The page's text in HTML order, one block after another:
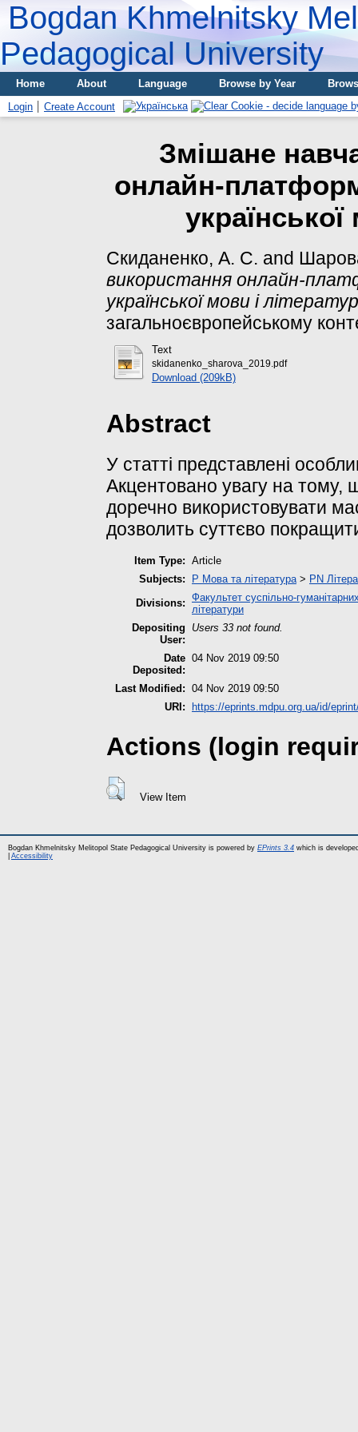
Bogdan Khmelnitsky
Pedagogical University
Home About Language Browse by Year
Login
Create Account
Змішане
онлайн-
Скиданенко, А. С. and
використання онлайн-
української мови і
загальноєвропейському
Text
skidanenko_sharova_2019.pdf
Download (209kB)
Abstract
У статті представлені
Акцентовано увагу на тому,
доречно використовувати
дозволить суттєво
Item Type: Article
Subjects:
P Мова та література> PN
Divisions: Факультет суспільно-
літератури
Depositing
User:
Users 33 not found.
Date
Deposited:
04 Nov 2019 09:50
Last Modified: 04 Nov 2019 09:50
URI:
https://eprints.mdpu.org.ua/id/
Actions (login
View Item
Bogdan Khmelnitsky Melitopol State Pedagogical University is powered by EPrints 3.4 which is
Accessibility